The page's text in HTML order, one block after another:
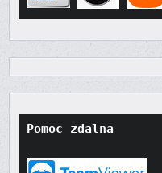
Pomoc zdalna